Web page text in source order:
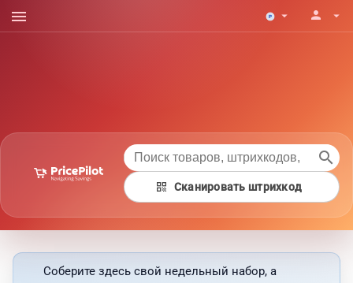
menu arrow_drop_down person arrow_drop_down
search
qr_code Сканировать штрихкод
Соберите здесь свой недельный набор, а